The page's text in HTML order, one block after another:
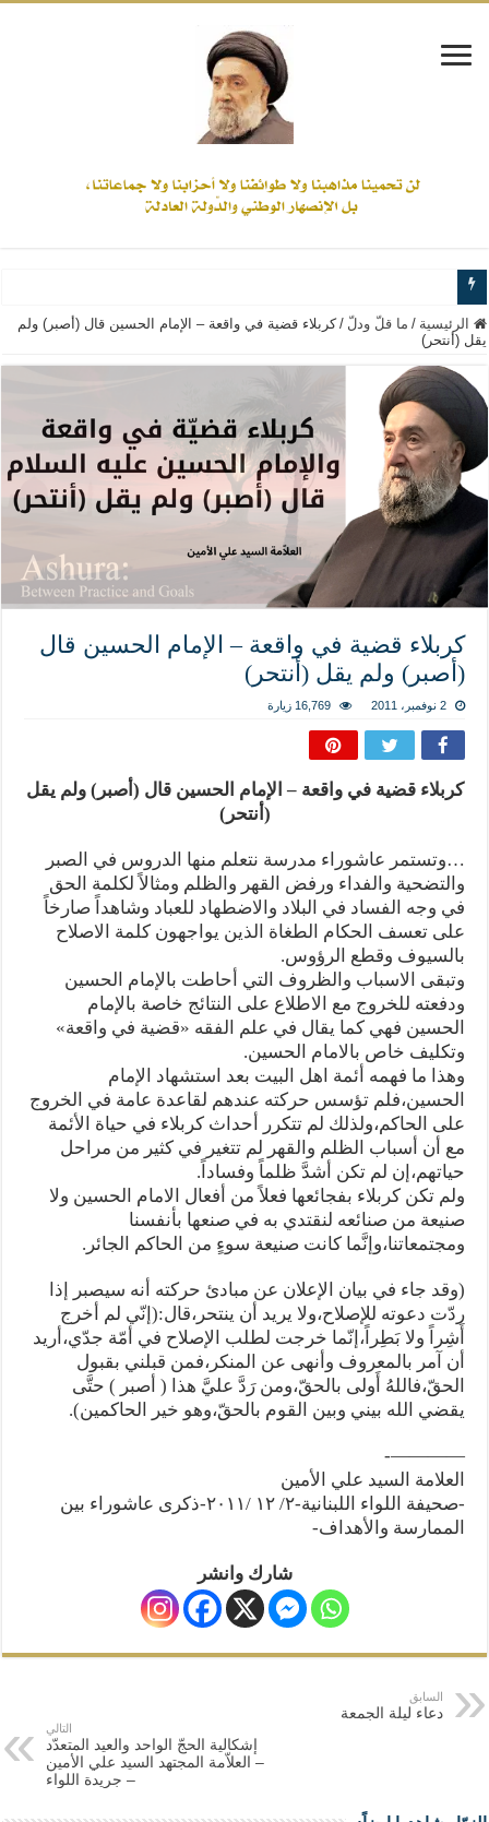
www.alamine.net
إذا كان التسنن هو الإيمان بسنة رسول الله ( صلى الله عليه وآله) فكلّ
علاقات المذاهب والأديان لا يجوز أن تكون على حساب الأوطان
لن تحمينا مذاهبنا ولا طوائفنا ولا أحزابنا ولا جماعاتنا، بل الإنصهار الوطني والدولة
المذاهب ليست قدرًا لا يمكن تجاوزه
ليست المنفعة تأتي من إسلامية النّظام كما لا تأتي المضرة من مسيحية النظام
المتهاون بوطنه متهاون بدينه حتماً
نسج العلاقة مع الآخر تكون من خلال منظومة القيم و المبادئ الانسانية التي تجعل
الرئيسية / ما قلّ ودلّ / كربلاء قضية في واقعة – الإمام الحسين قال (أصبر) ولم
يقل (أنتحر)
كربلاء قضية في واقعة – الإمام الحسين قال
(أصبر) ولم يقل (أنتحر)
2 نوفمبر، 2011 16,769 زيارة
كربلاء قضية في واقعة – الإمام الحسين قال (أصبر) ولم يقل
(أنتحر)
…وتستمر عاشوراء مدرسة نتعلم منها الدروس في الصبر
والتضحية والفداء ورفض القهر والظلم ومثالاً لكلمة الحق
في وجه الفساد في البلاد والاضطهاد للعباد وشاهداً صارخاً
على تعسف الحكام الطغاة الذين يواجهون كلمة الاصلاح
بالسيوف وقطع الرؤوس.
وتبقى الاسباب والظروف التي أحاطت بالإمام الحسين
ودفعته للخروج مع الاطلاع على النتائج خاصة بالإمام
الحسين فهي كما يقال في علم الفقه «قضية في واقعة»
وتكليف خاص بالامام الحسين.
وهذا ما فهمه أئمة اهل البيت بعد استشهاد الإمام
الحسين،فلم تؤسس حركته عندهم لقاعدة عامة في الخروج
على الحاكم،ولذلك لم تتكرر أحداث كربلاء في حياة الأئمة
مع أن أسباب الظلم والقهر لم تتغير في كثير من مراحل
حياتهم،إن لم تكن أشدَّ ظلماً وفساداً.
ولم تكن كربلاء بفجائعها فعلاً من أفعال الامام الحسين ولا
صنيعة من صنائعه لنقتدي به في صنعها بأنفسنا
ومجتمعاتنا،وإنَّما كانت صنيعة سوءٍ من الحاكم الجائر.
(وقد جاء في بيان الإعلان عن مبادئ حركته أنه سيصبر إذا
ردّت دعوته للإصلاح،ولا يريد أن ينتحر،قال:(إنّي لم أخرج
أَشِراً ولا بَطِراً،إنّما خرجت لطلب الإصلاح في أمّة جدّي،أريد
أن آمر بالمعروف وأنهى عن المنكر،فمن قبلني بقبول
الحقّ،فاللهُ أَولى بالحقّ،ومن رَدَّ عليَّ هذا ( أصبر ) حتَّى
يقضي الله بيني وبين القوم بالحقّ،وهو خير الحاكمين).
————-
العلامة السيد علي الأمين
-صحيفة اللواء اللبنانية-٢/ ١٢ /٢٠١١-ذكرى عاشوراء بين
الممارسة والأهداف-
شارك وانشر
السابق
دعاء ليلة الجمعة
التالي
إشكالية الحجّ الواحد والعيد المتعدّد
– العلاّمة المجتهد السيد علي الأمين
– جريدة اللواء